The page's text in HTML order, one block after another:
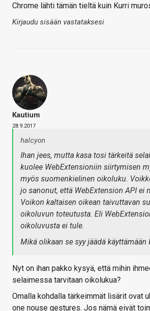
Chrome lähti tämän tieltä kuin Kurri
Kirjaudu sisään vastataksesi
Kautium
28.9.2017
halcyon
Ihan jees, mutta kasa tosi tärkeitä
kuolee WebExtensioniin siirtymisen
myös suomenkielinen oikoluku.
jo sanonut, että WebExtension API ei
Voikon kaltaisen oikean taivuttavan
oikoluvun toteutusta. Eli
oikoluvusta ei tule.
Mikä olikaan se syy jäädä käyttämään
Nyt on ihan pakko kysyä, että mihin
selaimessa tarvitaan oikolukua?
Omalla kohdalla tärkeimmät lisärit ovat
one nouse gestures. Jos nämä eivät